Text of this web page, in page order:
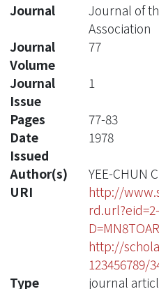
Journal
Journal of
Association
Journal
Volume
77
Journal
Issue
1
Pages
77-83
Date
Issued
1978
Author(s)
YEE-CHUN
URI
http://
http://
123456789/
Type
journal